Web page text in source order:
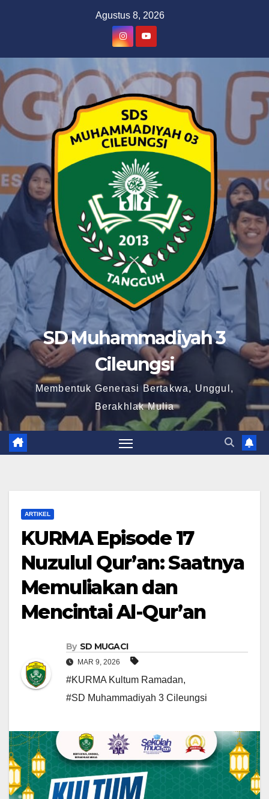
Agustus 8, 2026
SD Muhammadiyah 3
Cileungsi
Membentuk Generasi Bertakwa, Unggul,
Berakhlak Mulia
ARTIKEL
KURMA Episode 17
Nuzulul Qur’an: Saatnya
Memuliakan dan
Mencintai Al-Qur’an
By SD MUGACI
MAR 9, 2026
#KURMA Kultum Ramadan,
#SD Muhammadiyah 3 Cileungsi